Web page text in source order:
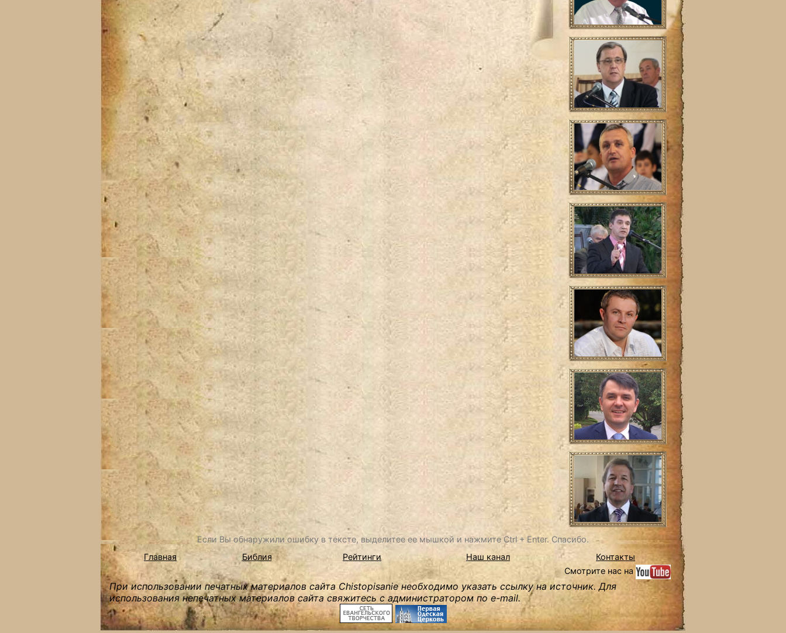
Если Вы обнаружили ошибку в тексте, выделитее ее мышкой и нажмите Ctrl + Enter. Спасибо.
Главная
Библия Рейтинги Наш канал
Контакты
Смотрите нас на
При использовании печатных материалов сайта Chistopisanie необходимо указать ссылку на источник. Для
использования непечатных материалов сайта свяжитесь с администратором по e-mail.